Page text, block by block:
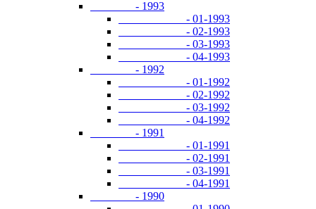
- 1993
- 01-1993
- 02-1993
- 03-1993
- 04-1993
- 1992
- 01-1992
- 02-1992
- 03-1992
- 04-1992
- 1991
- 01-1991
- 02-1991
- 03-1991
- 04-1991
- 1990